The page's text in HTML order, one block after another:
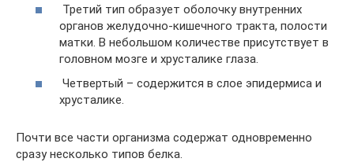
Третий тип образует оболочку внутренних
органов желудочно-кишечного тракта, полости
матки. В небольшом количестве присутствует в
головном мозге и хрусталике глаза.
Четвертый – содержится в слое эпидермиса и
хрусталике.
Почти все части организма содержат одновременно
сразу несколько типов белка.